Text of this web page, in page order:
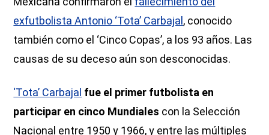
exfutbolista Antonio ‘Tota’ Carbajal, conocido
también como el ‘Cinco Copas’, a los 93 años. Las
causas de su deceso aún son desconocidas.
‘Tota’ Carbajal fue el primer futbolista en
participar en cinco Mundiales con la Selección
Nacional entre 1950 y 1966, y entre las múltiples